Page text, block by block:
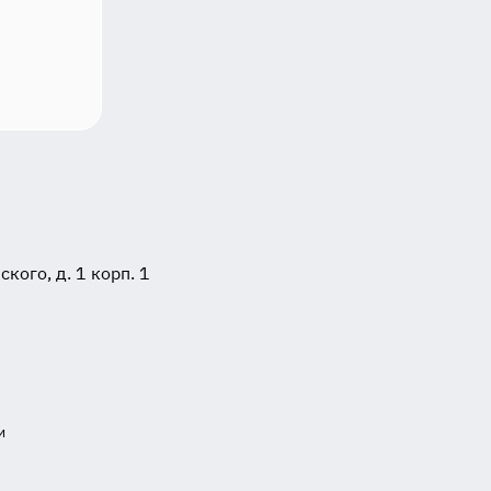
д. 1 корп. 1